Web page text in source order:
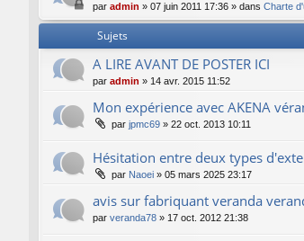
par admin » 07 juin 2011 17:36 » dans Charte
Sujets
A LIRE AVANT DE POSTER ICI
par admin » 14 avr. 2015 11:52
Mon expérience avec AKENA
par jpmc69 » 22 oct. 2013 10:11
Hésitation entre deux types
par Naoei » 05 mars 2025 23:17
avis sur fabriquant veranda
par veranda78 » 17 oct. 2012 21:38